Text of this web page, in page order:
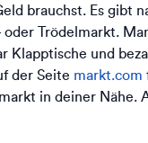
brauchst. Es gibt
Trödelmarkt.
Klapptische und
der Seite markt.com
in deiner Nähe.